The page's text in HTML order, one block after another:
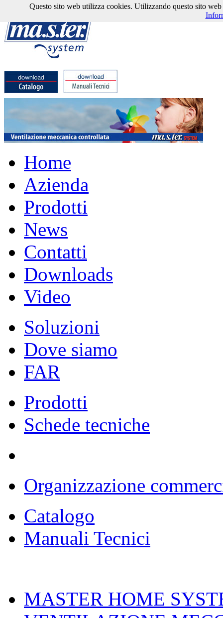
Home
Azienda
Prodotti
News
Contatti
Downloads
Video
Soluzioni
Dove siamo
FAR
Prodotti
Schede tecniche
Organizzazione
Catalogo
Manuali Tecnici
MASTER HOME
Questo sito web utilizza cookies. Utilizzando questo sito